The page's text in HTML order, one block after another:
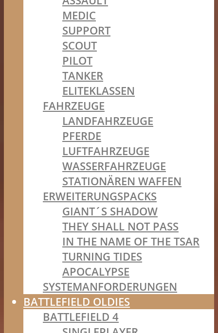
MEDIC
SUPPORT
SCOUT
PILOT
TANKER
ELITEKLASSEN
FAHRZEUGE
LANDFAHRZEUGE
PFERDE
LUFTFAHRZEUGE
WASSERFAHRZEUGE
STATIONÄREN WAFFEN
ERWEITERUNGSPACKS
GIANT´S SHADOW
THEY SHALL NOT PASS
IN THE NAME OF THE TSAR
TURNING TIDES
APOCALYPSE
SYSTEMANFORDERUNGEN
BATTLEFIELD OLDIES
BATTLEFIELD 4